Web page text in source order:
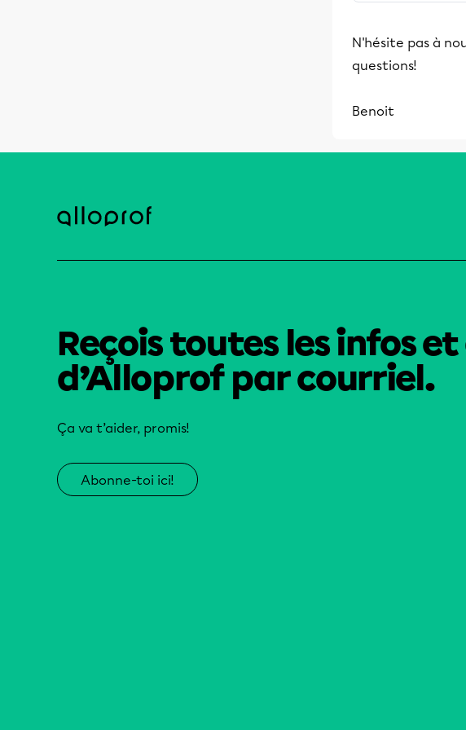
N'hésite pas à
questions!
Benoit
Reçois toutes les infos
d’Alloprof par courriel.
Ça va t’aider, promis!
Abonne-toi ici!